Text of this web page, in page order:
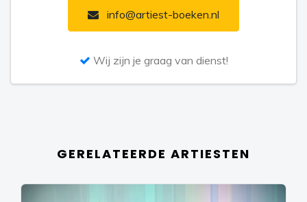
info@artiest-boeken.nl
Wij zijn je graag van dienst!
GERELATEERDE ARTIESTEN